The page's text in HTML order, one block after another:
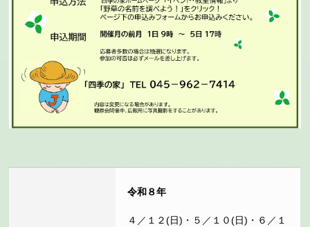
令和８年
４／１２(日)・５／１０(日)・６／１